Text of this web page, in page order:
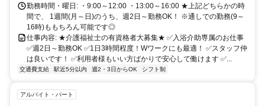
勤務時間・曜日: ・9:00～12:00 ・13:00～16:00 ★上記どちらかの時
間で、 1週間(月～日)のうち、週2日～勤務OK！ ※通しでの勤務(9～
16時)ももちろん可能です◎
仕事内容: ★介護福祉士の有資格者大募集★ ✅入浴介助専属のお仕事
✅週2日～勤務OK ✅1日3時間程度！Wワークにも最適！ ✅スタッフ仲
は良いです！ ✅利用者様もいい方ばかりで安心して働けます ✅...
交通費支給 駅近5分以内 週2・3日からOK シフト制
アルバイト・パート